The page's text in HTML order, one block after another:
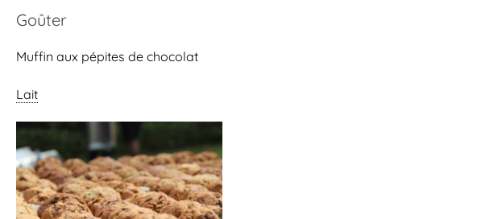
Goûter
Muffin aux pépites de chocolat
Lait